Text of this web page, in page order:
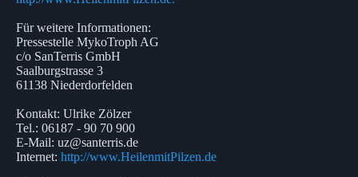
Für weitere Informationen:
Pressestelle MykoTroph AG
c/o SanTerris GmbH
Saalburgstrasse 3
61138 Niederdorfelden
Kontakt: Ulrike Zölzer
Tel.: 06187 - 90 70 900
E-Mail: uz@santerris.de
Internet: http://www.HeilenmitPilzen.de